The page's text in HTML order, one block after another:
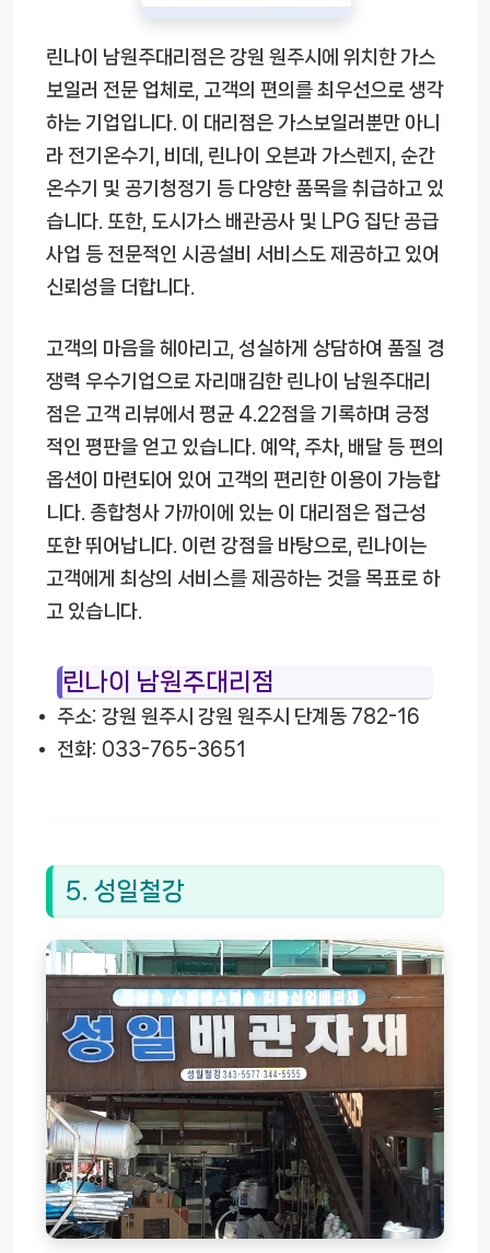
린나이 남원주대리점은 강원 원주시에 위치한 가스
보일러 전문 업체로, 고객의 편의를 최우선으로 생각
하는 기업입니다. 이 대리점은 가스보일러뿐만 아니
라 전기온수기, 비데, 린나이 오븐과 가스렌지, 순간
온수기 및 공기청정기 등 다양한 품목을 취급하고 있
습니다. 또한, 도시가스 배관공사 및 LPG 집단 공급
사업 등 전문적인 시공설비 서비스도 제공하고 있어
신뢰성을 더합니다.
고객의 마음을 헤아리고, 성실하게 상담하여 품질 경
쟁력 우수기업으로 자리매김한 린나이 남원주대리
점은 고객 리뷰에서 평균 4.22점을 기록하며 긍정
적인 평판을 얻고 있습니다. 예약, 주차, 배달 등 편의
옵션이 마련되어 있어 고객의 편리한 이용이 가능합
니다. 종합청사 가까이에 있는 이 대리점은 접근성
또한 뛰어납니다. 이런 강점을 바탕으로, 린나이는
고객에게 최상의 서비스를 제공하는 것을 목표로 하
고 있습니다.
린나이 남원주대리점
주소: 강원 원주시 강원 원주시 단계동 782-16
전화: 033-765-3651
5. 성일철강